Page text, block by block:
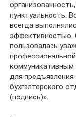
пунктуальность.
всегда
эффективностью.
пользовалась
коммуникативным
для предъявления
бухгалтерского
(подпись)».